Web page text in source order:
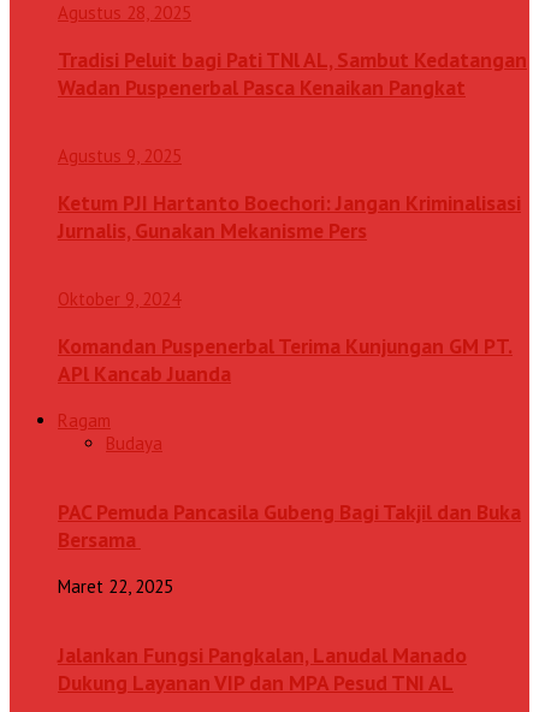
Agustus 28, 2025
Tradisi Peluit bagi Pati TNl AL, Sambut Kedatangan
Wadan Puspenerbal Pasca Kenaikan Pangkat
Agustus 9, 2025
Ketum PJI Hartanto Boechori: Jangan Kriminalisasi
Jurnalis, Gunakan Mekanisme Pers
Oktober 9, 2024
Komandan Puspenerbal Terima Kunjungan GM PT.
APl Kancab Juanda
Ragam
Budaya
PAC Pemuda Pancasila Gubeng Bagi Takjil dan Buka
Bersama
Maret 22, 2025
Jalankan Fungsi Pangkalan, Lanudal Manado
Dukung Layanan VIP dan MPA Pesud TNI AL